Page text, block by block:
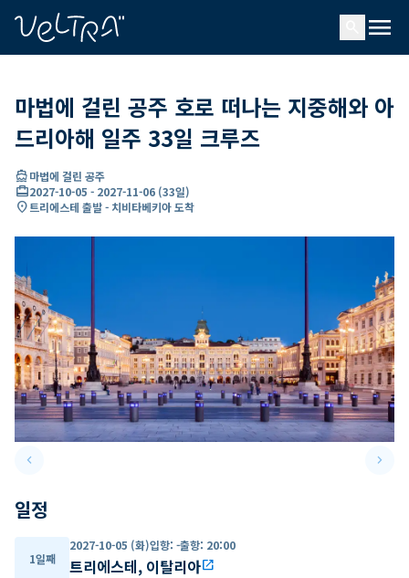
menu
마법에 걸린 공주 호로 떠나는 지중해와 아
드리아해 일주 33일 크루즈
directions_boat마법에 걸린 공주
card_travel2027-10-05 - 2027-11-06 (33일)
location_on트리에스테 출발 - 치비타베키아 도착
keyboard_arrow_leftPrevious slide keyboard_arrow_right
일정
1일째
2027-10-05 (화)입항: -출항: 20:00
트리에스테, 이탈리아open_in_new